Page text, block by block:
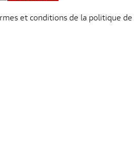
et conditions de la politique de